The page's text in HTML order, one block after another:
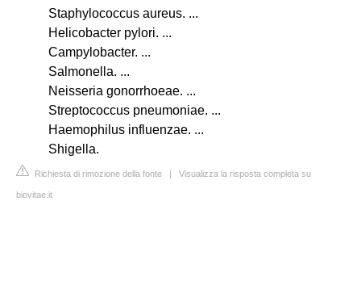
Staphylococcus aureus. ...
Helicobacter pylori. ...
Campylobacter. ...
Salmonella. ...
Neisseria gonorrhoeae. ...
Streptococcus pneumoniae. ...
Haemophilus influenzae. ...
Shigella.
Richiesta di rimozione della fonte | Visualizza la risposta completa su
biovitae.it